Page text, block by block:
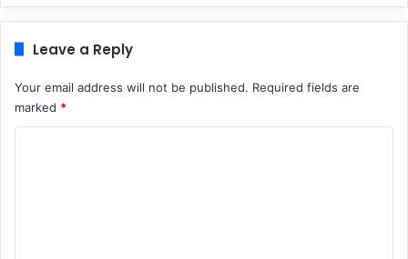
Leave a Reply
Your email address will not be published. Required fields are
marked *